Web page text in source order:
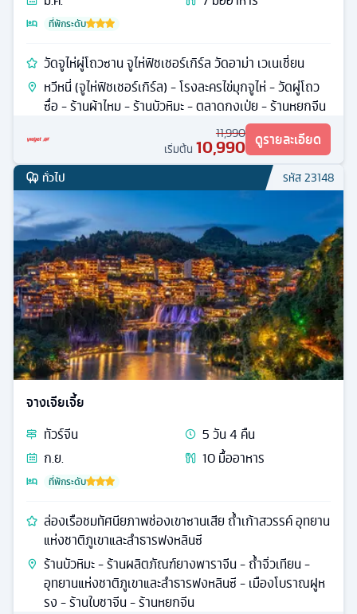
ที่พักระดับ
วัดจูไห่ผู่โถวซาน จูไห่ฟิชเชอร์เกิร์ล วัดอาม่า เวเนเชี่ยน
หวีหนี่ (จูไห่ฟิชเชอร์เกิร์ล) - โรงละครไข่มุกจูไห่ - วัดผู่โถว
ซื่อ - ร้านผ้าไหม - ร้านบัวหิมะ - ตลาดกงเป่ย - ร้านหยกจีน
11,990
เริ่มต้น 10,990 ดูรายละเอียด
ทั่วไป รหัส23148
จางเจียเจี้ย
ทัวร์จีน 5วัน4 คืน
ก.ย.
10มื้ออาหาร
ที่พักระดับ
ล่องเรือชมทัศนียภาพช่องเขาซานเสีย ถ้ำเก้าสวรรค์ อุทยาน
แห่งชาติภูเขาและลำธารฟงหลินซี
ร้านบัวหิมะ - ร้านผลิตภัณฑ์ยางพาราจีน - ถ้ำจิ่วเทียน -
อุทยานแห่งชาติภูเขาและลำธารฟงหลินซี - เมืองโบราณฝูห
รง - ร้านใบชาจีน - ร้านหยกจีน